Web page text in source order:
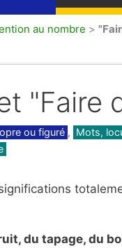
au nombre >
"Faire
ou figuré , Mots,
du tapage, du